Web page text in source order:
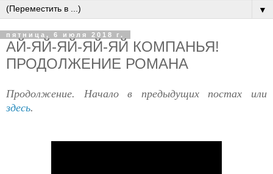
▼
пятница, 6 июля 2018 г.
АЙ-ЯЙ-ЯЙ-ЯЙ-ЯЙ КОМПАНЬЯ!
ПРОДОЛЖЕНИЕ РОМАНА
Продолжение. Начало в предыдущих постах или
здесь.